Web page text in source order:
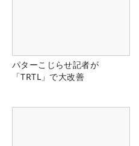
パターこじらせ記者が
「TRTL」で大改善